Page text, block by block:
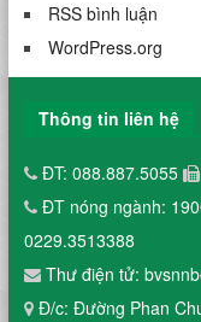
RSS bình luận
WordPress.org
Thông tin liên hệ
ĐT: 088.887.5055
ĐT nóng ngành:
0229.3513388
Thư điện tử:
Đ/c: Đường Phan